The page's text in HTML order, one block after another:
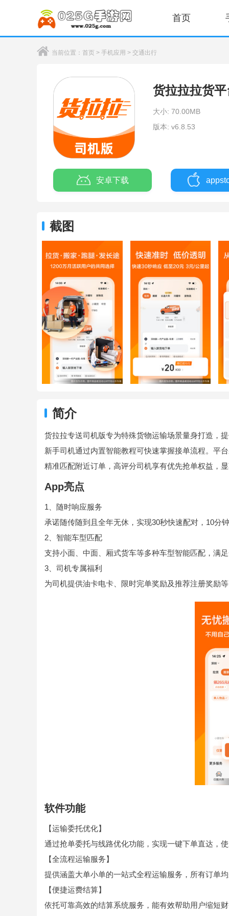
首页
当前位置： 首页 > 手机应用 > 交通出行
货拉拉拉货
大小: 70.00MB
版本: v6.8.53
安卓下载
截图
简介
货拉拉专送司机版专为特殊货物运输场景量身打造，
新手司机通过内置智能教程可快速掌握接单流程。平
精准匹配附近订单，高评分司机享有优先抢单权益，
App亮点
1、随时响应服务
承诺随传随到且全年无休，实现30秒快速配对，10分
2、智能车型匹配
支持小面、中面、厢式货车等多种车型智能匹配，满
3、司机专属福利
为司机提供油卡电卡、限时完单奖励及推荐注册奖励
软件功能
【运输委托优化】
通过抢单委托与线路优化功能，实现一键下单直达，
【全流程运输服务】
提供涵盖大单小单的一站式全程运输服务，所有订单
【便捷运费结算】
依托可靠高效的结算系统服务，能有效帮助用户缩短